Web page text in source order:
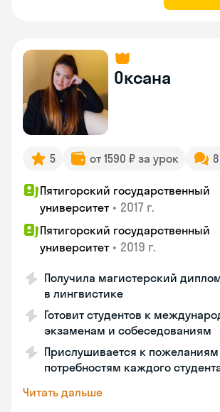
Оксана
5 от 1590 ₽ за урок
Пятигорский государственный
университет • 2017 г.
Пятигорский государственный
университет • 2019 г.
Получила магистерский
в лингвистике
Готовит студентов к
экзаменам и собеседованиям
Прислушивается к
потребностям каждого
Читать дальше